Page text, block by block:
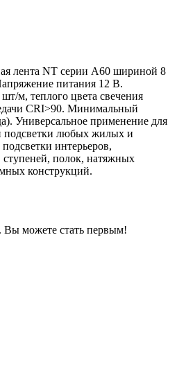
лента NT серии A60 шириной 8
питания 12 В.
м, теплого цвета свечения
CRI>90. Минимальный
Универсальное применение для
подсветки любых жилых и
интерьеров,
полок, натяжных
конструкций.
Вы можете стать первым!